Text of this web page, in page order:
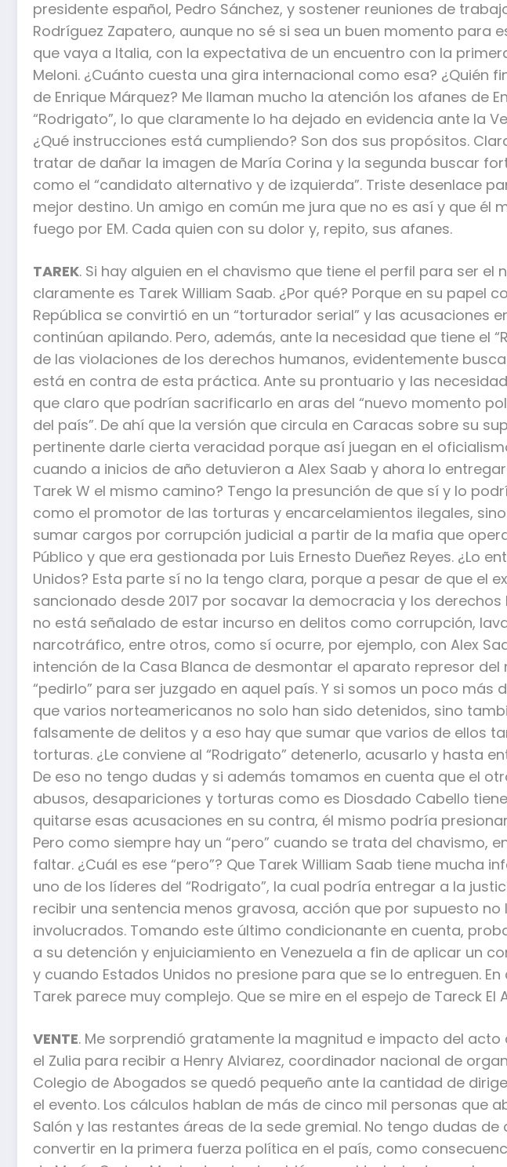
presidente español, Pedro Sánchez, y sostener reuniones de
Rodríguez Zapatero, aunque no sé si sea un buen momento para
que vaya a Italia, con la expectativa de un encuentro con la
Meloni. ¿Cuánto cuesta una gira internacional como esa? ¿Quién
de Enrique Márquez? Me llaman mucho la atención los afanes de
“Rodrigato”, lo que claramente lo ha dejado en evidencia ante la
¿Qué instrucciones está cumpliendo? Son dos sus propósitos.
tratar de dañar la imagen de María Corina y la segunda buscar
como el “candidato alternativo y de izquierda”. Triste desenlace
mejor destino. Un amigo en común me jura que no es así y que él
fuego por EM. Cada quien con su dolor y, repito, sus afanes.
TAREK. Si hay alguien en el chavismo que tiene el perfil para ser el
claramente es Tarek William Saab. ¿Por qué? Porque en su papel
República se convirtió en un “torturador serial” y las acusaciones
continúan apilando. Pero, además, ante la necesidad que tiene el
de las violaciones de los derechos humanos, evidentemente
está en contra de esta práctica. Ante su prontuario y las
que claro que podrían sacrificarlo en aras del “nuevo momento
del país”. De ahí que la versión que circula en Caracas sobre su
pertinente darle cierta veracidad porque así juegan en el
cuando a inicios de año detuvieron a Alex Saab y ahora lo
Tarek W el mismo camino? Tengo la presunción de que sí y lo
como el promotor de las torturas y encarcelamientos ilegales,
sumar cargos por corrupción judicial a partir de la mafia que
Público y que era gestionada por Luis Ernesto Dueñez Reyes. ¿Lo
Unidos? Esta parte sí no la tengo clara, porque a pesar de que el
sancionado desde 2017 por socavar la democracia y los derechos
no está señalado de estar incurso en delitos como corrupción,
narcotráfico, entre otros, como sí ocurre, por ejemplo, con Alex
intención de la Casa Blanca de desmontar el aparato represor del
“pedirlo” para ser juzgado en aquel país. Y si somos un poco más
que varios norteamericanos no solo han sido detenidos, sino
falsamente de delitos y a eso hay que sumar que varios de ellos
torturas. ¿Le conviene al “Rodrigato” detenerlo, acusarlo y hasta
De eso no tengo dudas y si además tomamos en cuenta que el
abusos, desapariciones y torturas como es Diosdado Cabello
quitarse esas acusaciones en su contra, él mismo podría
Pero como siempre hay un “pero” cuando se trata del chavismo,
faltar. ¿Cuál es ese “pero”? Que Tarek William Saab tiene mucha
uno de los líderes del “Rodrigato”, la cual podría entregar a la
recibir una sentencia menos gravosa, acción que por supuesto no
involucrados. Tomando este último condicionante en cuenta,
a su detención y enjuiciamiento en Venezuela a fin de aplicar un
y cuando Estados Unidos no presione para que se lo entreguen.
Tarek parece muy complejo. Que se mire en el espejo de Tareck El
VENTE. Me sorprendió gratamente la magnitud e impacto del acto
el Zulia para recibir a Henry Alviarez, coordinador nacional de
Colegio de Abogados se quedó pequeño ante la cantidad de
el evento. Los cálculos hablan de más de cinco mil personas que
Salón y las restantes áreas de la sede gremial. No tengo dudas de
convertir en la primera fuerza política en el país, como